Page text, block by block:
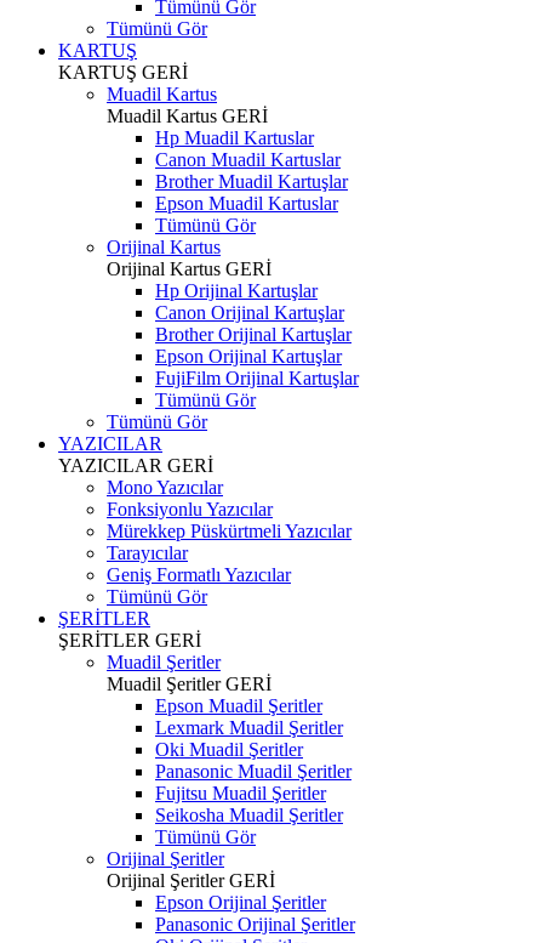
Tümünü Gör
Tümünü Gör
KARTUŞ
KARTUŞ GERİ
Muadil Kartus
Muadil Kartus GERİ
Hp Muadil Kartuslar
Canon Muadil Kartuslar
Brother Muadil Kartuşlar
Epson Muadil Kartuslar
Tümünü Gör
Orijinal Kartus
Orijinal Kartus GERİ
Hp Orijinal Kartuşlar
Canon Orijinal Kartuşlar
Brother Orijinal Kartuşlar
Epson Orijinal Kartuşlar
FujiFilm Orijinal Kartuşlar
Tümünü Gör
Tümünü Gör
YAZICILAR
YAZICILAR GERİ
Mono Yazıcılar
Fonksiyonlu Yazıcılar
Mürekkep Püskürtmeli Yazıcılar
Tarayıcılar
Geniş Formatlı Yazıcılar
Tümünü Gör
ŞERİTLER
ŞERİTLER GERİ
Muadil Şeritler
Muadil ŞeritlerGERİ
Epson Muadil Şeritler
Lexmark Muadil Şeritler
Oki Muadil Şeritler
Panasonic Muadil Şeritler
Fujitsu Muadil Şeritler
Seikosha Muadil Şeritler
Tümünü Gör
Orijinal Şeritler
Orijinal ŞeritlerGERİ
Epson Orijinal Şeritler
Panasonic Orijinal Şeritler